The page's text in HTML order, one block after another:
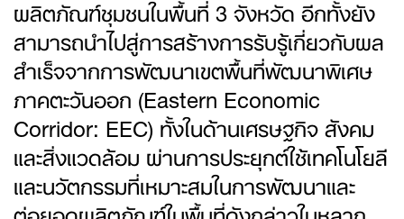
ผลิตภัณฑ์ชุมชนในพื้นที่ 3 จังหวัด อีกทั้งยัง
สามารถนำไปสู่การสร้างการรับรู้เกี่ยวกับผล
สำเร็จจากการพัฒนาเขตพื้นที่พัฒนาพิเศษ
ภาคตะวันออก (Eastern Economic
Corridor: EEC) ทั้งในด้านเศรษฐกิจ สังคม
และสิ่งแวดล้อม ผ่านการประยุกต์ใช้เทคโนโยลี
และนวัตกรรมที่เหมาะสมในการพัฒนาและ